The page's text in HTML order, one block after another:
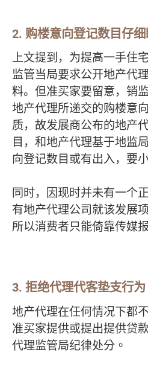
2. 购楼意向登记数目仔
上文提到，为提高一手住
监管当局要求公开地产代
料。但准买家要留意，销
地产代理所递交的购楼意
质，故发展商公布的地产
目，和地产代理基于地监
向登记数目或有出入，要
同时，因现时并未有一个
有地产代理公司就该发展
所以消费者只能倚靠传媒
3. 拒绝代理代客垫支行为
地产代理在任何情况下都
准买家提供或提出提供贷
代理监管局纪律处分 。